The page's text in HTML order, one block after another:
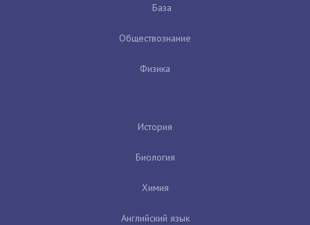
База
Обществознание
Физика
История
Биология
Химия
Английский язык